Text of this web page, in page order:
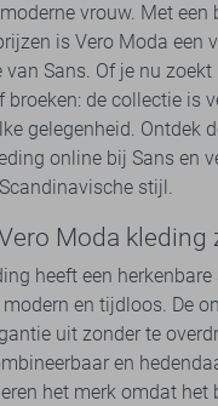
vrouw. Met een
is Vero Moda een
Sans. Of je nu zoekt
broeken: de collectie is
gelegenheid. Ontdek
online bij Sans en
stijl.
Moda kleding
heeft een herkenbare
en tijdloos. De
uit zonder te
en
het merk omdat het